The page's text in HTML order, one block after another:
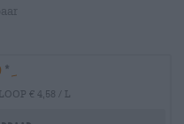
€ 4,58 / L